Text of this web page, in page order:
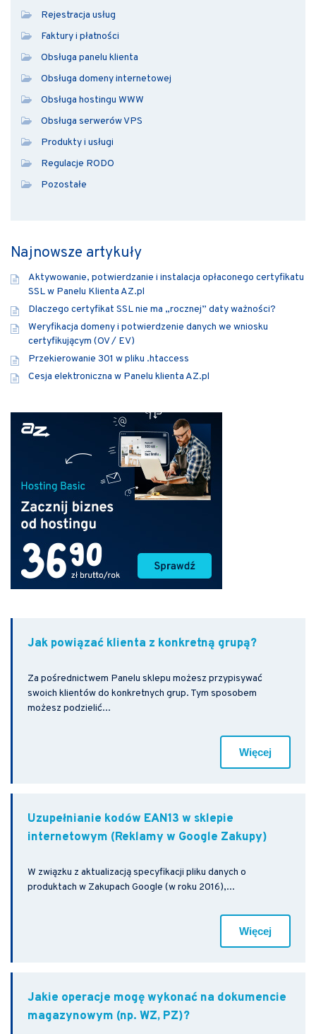
Rejestracja usług
Faktury i płatności
Obsługa panelu klienta
Obsługa domeny internetowej
Obsługa hostingu WWW
Obsługa serwerów VPS
Produkty i usługi
Regulacje RODO
Pozostałe
Najnowsze artykuły
Aktywowanie, potwierdzanie i instalacja opłaconego certyfikatu
SSL w Panelu Klienta AZ.pl
Dlaczego certyfikat SSL nie ma „rocznej” daty ważności?
Weryfikacja domeny i potwierdzenie danych we wniosku
certyfikującym (OV / EV)
Przekierowanie 301 w pliku .htaccess
Cesja elektroniczna w Panelu klienta AZ.pl
Jak powiązać klienta z konkretną grupą?
Za pośrednictwem Panelu sklepu możesz przypisywać
swoich klientów do konkretnych grup. Tym sposobem
możesz podzielić...
Więcej
Uzupełnianie kodów EAN13 w sklepie
internetowym (Reklamy w Google Zakupy)
W związku z aktualizacją specyfikacji pliku danych o
produktach w Zakupach Google (w roku 2016),...
Więcej
Jakie operacje mogę wykonać na dokumencie
magazynowym (np. WZ, PZ)?